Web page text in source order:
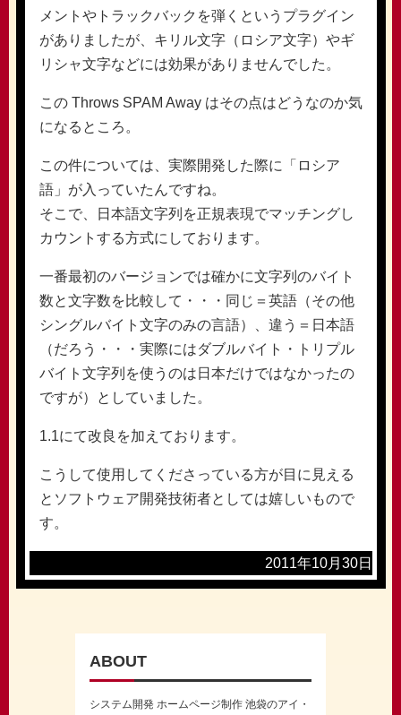
メントやトラックバックを弾くというプラグイン
がありましたが、キリル文字（ロシア文字）やギ
リシャ文字などには効果がありませんでした。
この Throws SPAM Away はその点はどうなのか気
になるところ。
この件については、実際開発した際に「ロシア
語」が入っていたんですね。
そこで、日本語文字列を正規表現でマッチングし
カウントする方式にしております。
一番最初のバージョンでは確かに文字列のバイト
数と文字数を比較して・・・同じ＝英語（その他
シングルバイト文字のみの言語）、違う＝日本語
（だろう・・・実際にはダブルバイト・トリプル
バイト文字列を使うのは日本だけではなかったの
ですが）としていました。
1.1にて改良を加えております。
こうして使用してくださっている方が目に見える
とソフトウェア開発技術者としては嬉しいもので
す。
2011年10月30日
ABOUT
システム開発 ホームページ制作 池袋のアイ・